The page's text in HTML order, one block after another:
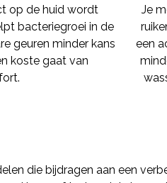
op de huid wordt
bacteriegroei in de
geuren minder kans
koste gaat van
Je
een
die bijdragen aan een